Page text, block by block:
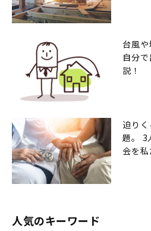
台風や
自分
説！
迫り
題。 3
会を
人気のキーワード